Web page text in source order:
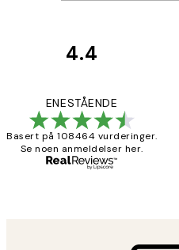
4.4
ENESTÅENDE
Basert på 108464 vurderinger.
Se noen anmeldelser her.